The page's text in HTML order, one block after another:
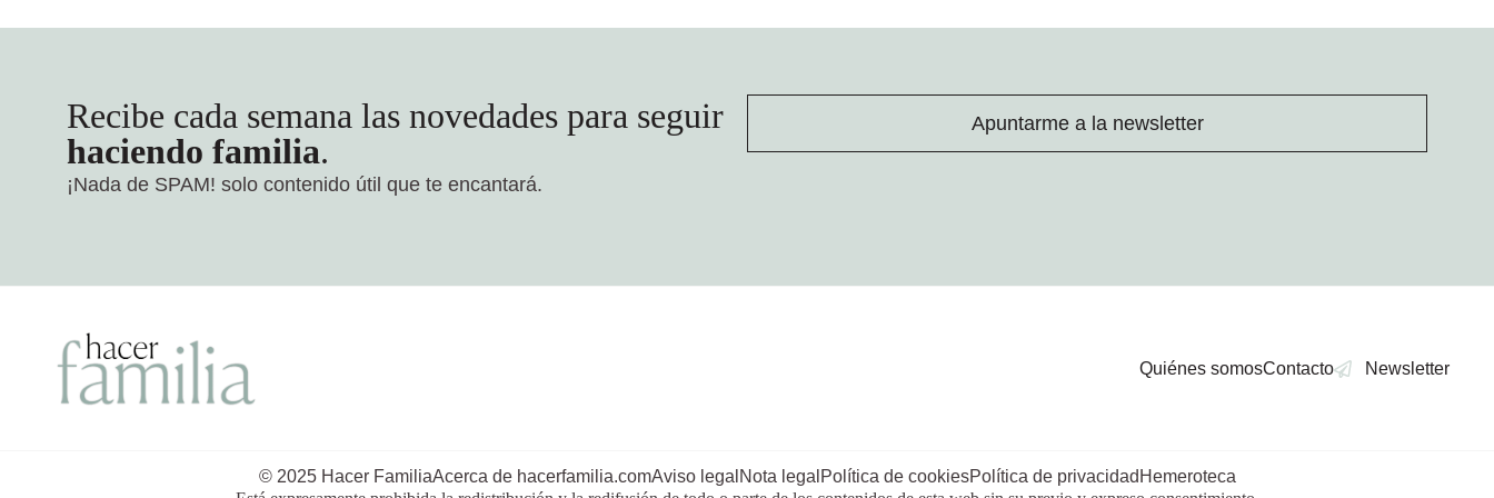
Recibe cada semana las novedades para seguir
haciendo familia.
¡Nada de SPAM! solo contenido útil que te encantará.
Apuntarme a la newsletter
Quiénes somosContacto Newsletter
© 2025 Hacer FamiliaAcerca de hacerfamilia.comAviso legalNota legalPolítica de cookiesPolítica de privacidadHemeroteca